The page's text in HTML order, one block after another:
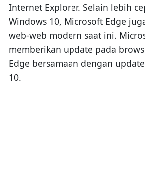
Internet Explorer. Selain lebih
Windows 10, Microsoft Edge
web-web modern saat ini.
memberikan update pada
Edge bersamaan dengan
10.